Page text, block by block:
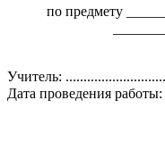
по предмету
Учитель:
Дата проведения